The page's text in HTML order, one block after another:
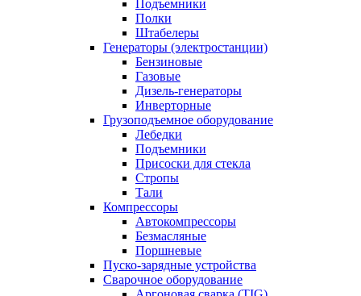
Подъемники
Полки
Штабелеры
Генераторы (электростанции)
Бензиновые
Газовые
Дизель-генераторы
Инверторные
Грузоподъемное оборудование
Лебедки
Подъемники
Присоски для стекла
Стропы
Тали
Компрессоры
Автокомпрессоры
Безмасляные
Поршневые
Пуско-зарядные устройства
Сварочное оборудование